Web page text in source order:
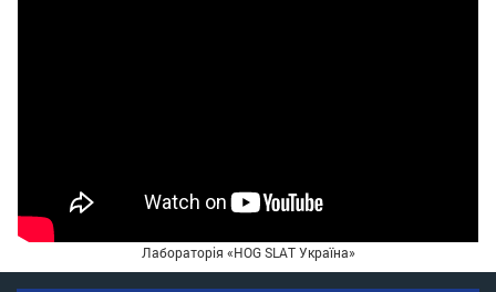
Лабораторія «HOG SLAT Україна»